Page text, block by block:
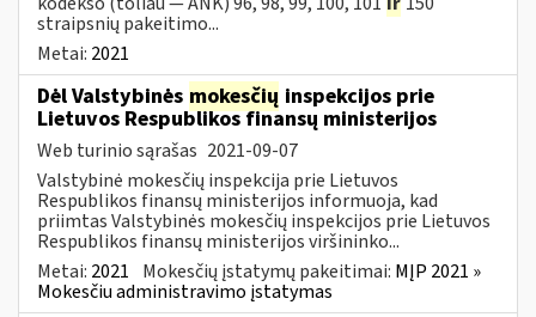
straipsnių pakeitimo...
Metai: 2021
Dėl Valstybinės mokesčių inspekcijos prie
Lietuvos Respublikos finansų ministerijos
Web turinio sąrašas 2021-09-07
Valstybinė mokesčių inspekcija prie Lietuvos
Respublikos finansų ministerijos informuoja, kad
priimtas Valstybinės mokesčių inspekcijos prie Lietuvos
Respublikos finansų ministerijos viršininko...
Metai: 2021 Mokesčių įstatymų pakeitimai: MĮP 2021 »
Mokesčiu administravimo įstatymas